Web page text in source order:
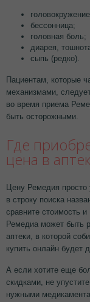
бессонница;
головная боль;
диарея,
сыпь (редко).
Пациентам, которые
механизмами,
во время приема
быть осторожными.
Где
цена в
Цену Ремедия просто
в строку поиска
сравните стоимость
Ремедиа может быть
аптеки, в которой
купить онлайн будет
А если хотите еще
скидками, не
нужными